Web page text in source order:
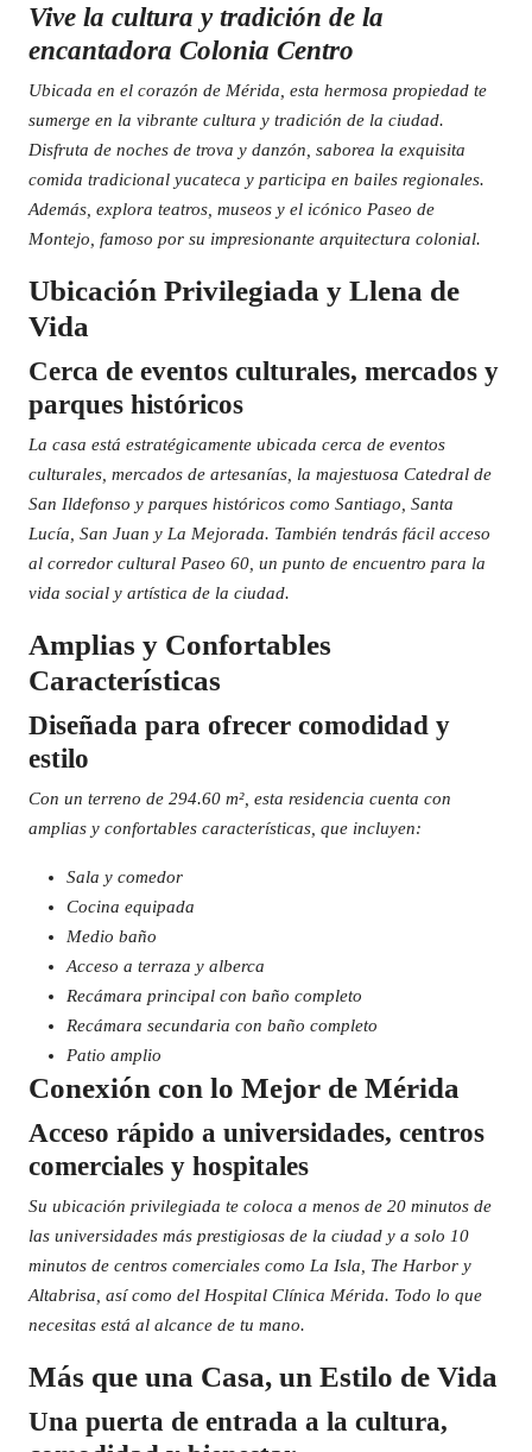
Vive la cultura y tradición de la
encantadora Colonia Centro
Ubicada en el corazón de Mérida, esta hermosa propiedad te
sumerge en la vibrante cultura y tradición de la ciudad.
Disfruta de noches de trova y danzón, saborea la exquisita
comida tradicional yucateca y participa en bailes regionales.
Además, explora teatros, museos y el icónico Paseo de
Montejo, famoso por su impresionante arquitectura colonial.
Ubicación Privilegiada y Llena de
Vida
Cerca de eventos culturales, mercados y
parques históricos
La casa está estratégicamente ubicada cerca de eventos
culturales, mercados de artesanías, la majestuosa Catedral de
San Ildefonso y parques históricos como Santiago, Santa
Lucía, San Juan y La Mejorada. También tendrás fácil acceso
al corredor cultural Paseo 60, un punto de encuentro para la
vida social y artística de la ciudad.
Amplias y Confortables
Características
Diseñada para ofrecer comodidad y
estilo
Con un terreno de 294.60 m², esta residencia cuenta con
amplias y confortables características, que incluyen:
Sala y comedor
Cocina equipada
Medio baño
Acceso a terraza y alberca
Recámara principal con baño completo
Recámara secundaria con baño completo
Patio amplio
Conexión con lo Mejor de Mérida
Acceso rápido a universidades, centros
comerciales y hospitales
Su ubicación privilegiada te coloca a menos de 20 minutos de
las universidades más prestigiosas de la ciudad y a solo 10
minutos de centros comerciales como La Isla, The Harbor y
Altabrisa, así como del Hospital Clínica Mérida. Todo lo que
necesitas está al alcance de tu mano.
Más que una Casa, un Estilo de Vida
Una puerta de entrada a la cultura,